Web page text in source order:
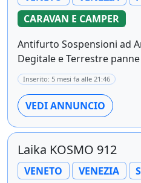
CARAVAN E CAMPER
Antifurto Sospensioni ad
Degitale e Terrestre panne
Inserito: 5 mesi fa alle 21:46
VEDI ANNUNCIO
Laika KOSMO 912
VENETO VENEZIA